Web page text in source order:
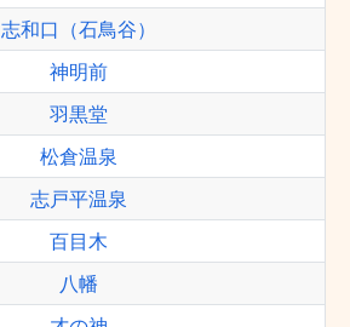
志和口（石鳥谷）
神明前
羽黒堂
松倉温泉
志戸平温泉
百目木
八幡